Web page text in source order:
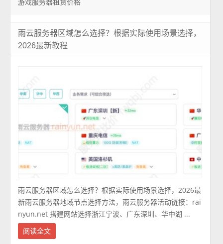
雨云服务器区域怎么选择？根据实际使用场景选择，
2026最新教程
雨云服务器区域怎么选择？根据实际使用场景选择，2026最
新雨云服务器地域节点选择方法，雨云服务器活动链接：rai
nyun.net 搭建网站选择浙江宁波、广东深圳、华中湖 ...
阅读全文